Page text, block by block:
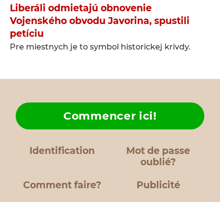
Liberáli odmietajú obnovenie
Vojenského obvodu Javorina, spustili
petíciu
Pre miestnych je to symbol historickej krivdy.
Identification
Mot de passe
oublié?
Comment faire?
Commencer ici!
Publicité